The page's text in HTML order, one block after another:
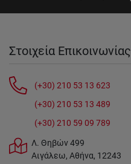
Στοιχεία Επικοινωνίας
(+30) 210 53 13 623
(+30) 210 53 13 489
(+30) 210 59 09 789
Λ. Θηβών 499
Αιγάλεω, Αθήνα, 12243